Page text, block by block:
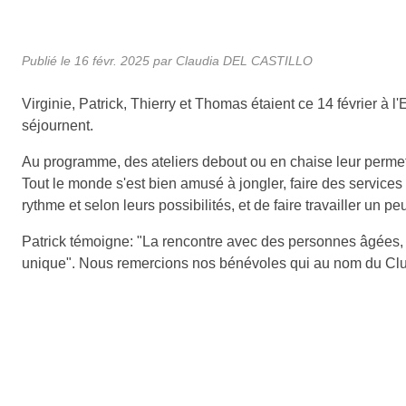
Publié le 16 févr. 2025 par Claudia DEL CASTILLO
Virginie, Patrick, Thierry et Thomas étaient ce 14 février à
séjournent.
Au programme, des ateliers debout ou en chaise leur
Tout le monde s'est bien amusé à jongler, faire des
rythme et selon leurs possibilités, et de faire travailler un
Patrick témoigne: "La rencontre avec des personnes
unique". Nous remercions nos bénévoles qui au nom du